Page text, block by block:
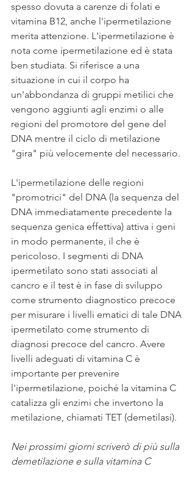
spesso dovuta a carenze di folati e
vitamina B12, anche l'ipermetilazione
merita attenzione. L'ipermetilazione è
nota come ipermetilazione ed è stata
ben studiata. Si riferisce a una
situazione in cui il corpo ha
un'abbondanza di gruppi metilici che
vengono aggiunti agli enzimi o alle
regioni del promotore del gene del
DNA mentre il ciclo di metilazione
"gira" più velocemente del necessario.
L'ipermetilazione delle regioni
"promotrici" del DNA (la sequenza del
DNA immediatamente precedente la
sequenza genica effettiva) attiva i geni
in modo permanente, il che è
pericoloso. I segmenti di DNA
ipermetilato sono stati associati al
cancro e il test è in fase di sviluppo
come strumento diagnostico precoce
per misurare i livelli ematici di tale DNA
ipermetilato come strumento di
diagnosi precoce del cancro. Avere
livelli adeguati di vitamina C è
importante per prevenire
l'ipermetilazione, poiché la vitamina C
catalizza gli enzimi che invertono la
metilazione, chiamati TET (demetilasi).
Nei prossimi giorni scriverò di più sulla
demetilazione e sulla vitamina C